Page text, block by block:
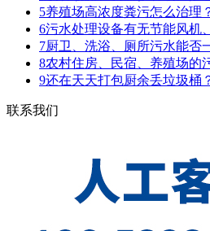
5养殖场高浓度粪污怎么治理
6污水处理设备有无节能风机
7厨卫、洗浴、厕所污水能否
8农村住房、民宿、养殖场的
9还在天天打包厨余丢垃圾桶
联系我们